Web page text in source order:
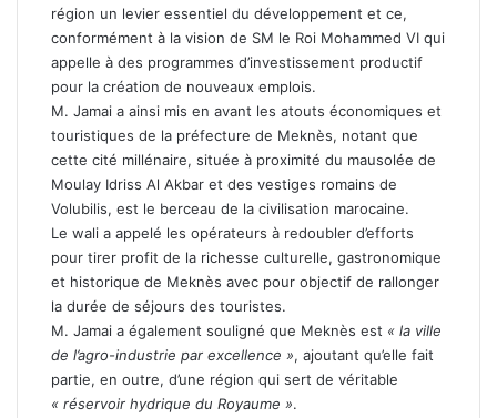
région un levier essentiel du développement et ce,
conformément à la vision de SM le Roi Mohammed VI qui
appelle à des programmes d’investissement productif
pour la création de nouveaux emplois.
M. Jamai a ainsi mis en avant les atouts économiques et
touristiques de la préfecture de Meknès, notant que
cette cité millénaire, située à proximité du mausolée de
Moulay Idriss Al Akbar et des vestiges romains de
Volubilis, est le berceau de la civilisation marocaine.
Le wali a appelé les opérateurs à redoubler d’efforts
pour tirer profit de la richesse culturelle, gastronomique
et historique de Meknès avec pour objectif de rallonger
la durée de séjours des touristes.
M. Jamai a également souligné que Meknès est « la ville
de l’agro-industrie par excellence », ajoutant qu’elle fait
partie, en outre, d’une région qui sert de véritable
« réservoir hydrique du Royaume ».